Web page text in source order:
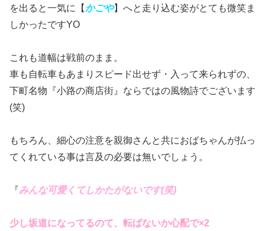
を出ると一気に【 かごや】へと走り込む姿がとても微笑ま
しかったですYO
これも道幅は戦前のまま。
車も自転車もあまりスピード出せず・入って来られずの、
下町名物『小路の商店街』ならではの風物詩でございます
(笑)
もちろん、細心の注意を親御さんと共におばちゃんが払っ
てくれている事は言及の必要は無いでしょう。
『みんな可愛くてしかたがないです(笑)
少し坂道になってるのて、転ばないか心配で×2